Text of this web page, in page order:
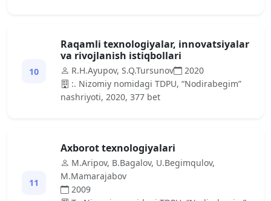
10
Rаqаmli texnologiyаlаr, innovаtsiyаlаr
vа rivojlаnish istiqbollаri
R.H.Аyupov, S.Q.Tursunov
2020
:. Nizomiy nomidаgi TDPU, “Nodirаbegim”
nаshriyoti, 2020, 377 bet
11
Аxborot texnologiyаlаri
M.Аripov, B.Bаgаlov, U.Begimqulov,
M.Mаmаrаjаbov
2009